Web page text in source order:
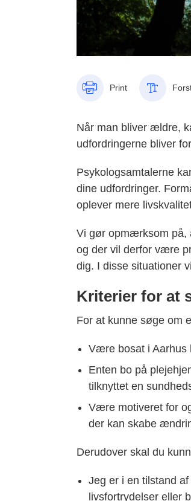
Print
Når man bliver ældre,
udfordringerne bliver
Psykologsamtalerne
dine udfordringer.
oplever mere
Vi gør opmærksom på,
og der vil derfor være
dig. I disse situationer
Kriterier for at
For at kunne søge om
Være bosat i Aarhus
Enten bo på
tilknyttet en
Være motiveret for
der kan skabe
Derudover skal du
Jeg er i en tilstand
livsfortrydelser eller